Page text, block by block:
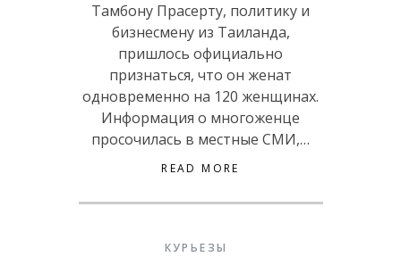
Тамбону Прасерту, политику и
бизнесмену из Таиланда,
пришлось официально
признаться, что он женат
одновременно на 120 женщинах.
Информация о многоженце
просочилась в местные СМИ,…
READ MORE
КУРЬЕЗЫ